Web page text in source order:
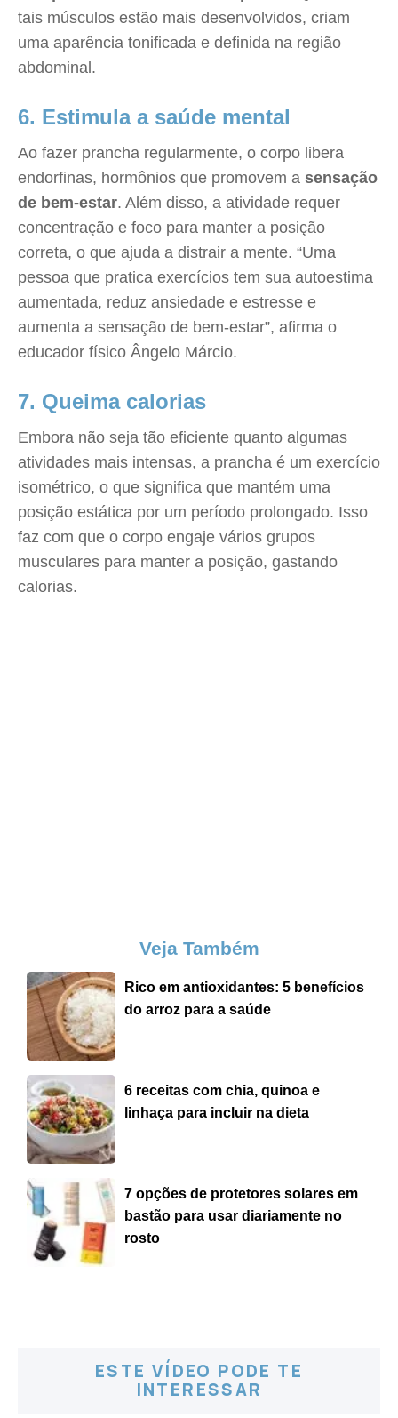
tais músculos estão mais desenvolvidos, criam
uma aparência tonificada e definida na região
abdominal.
6. Estimula a saúde mental
Ao fazer prancha regularmente, o corpo libera
endorfinas, hormônios que promovem a sensação
de bem-estar. Além disso, a atividade requer
concentração e foco para manter a posição
correta, o que ajuda a distrair a mente. “Uma
pessoa que pratica exercícios tem sua autoestima
aumentada, reduz ansiedade e estresse e
aumenta a sensação de bem-estar”, afirma o
educador físico Ângelo Márcio.
7. Queima calorias
Embora não seja tão eficiente quanto algumas
atividades mais intensas, a prancha é um exercício
isométrico, o que significa que mantém uma
posição estática por um período prolongado. Isso
faz com que o corpo engaje vários grupos
musculares para manter a posição, gastando
calorias.
Veja Também
Rico em antioxidantes: 5 benefícios
do arroz para a saúde
6 receitas com chia, quinoa e
linhaça para incluir na dieta
7 opções de protetores solares em
bastão para usar diariamente no
rosto
ESTE VÍDEO PODE TE
INTERESSAR